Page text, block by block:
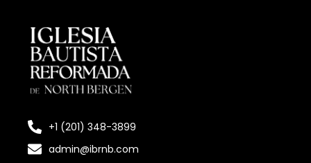
+1 (201) 348-3899
admin@ibrnb.com